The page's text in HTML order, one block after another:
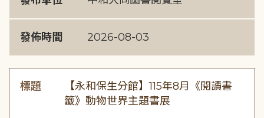
發佈時間 2026-08-03
標題
【永和保生分館】115年8月《閱讀書
籤》動物世界主題書展